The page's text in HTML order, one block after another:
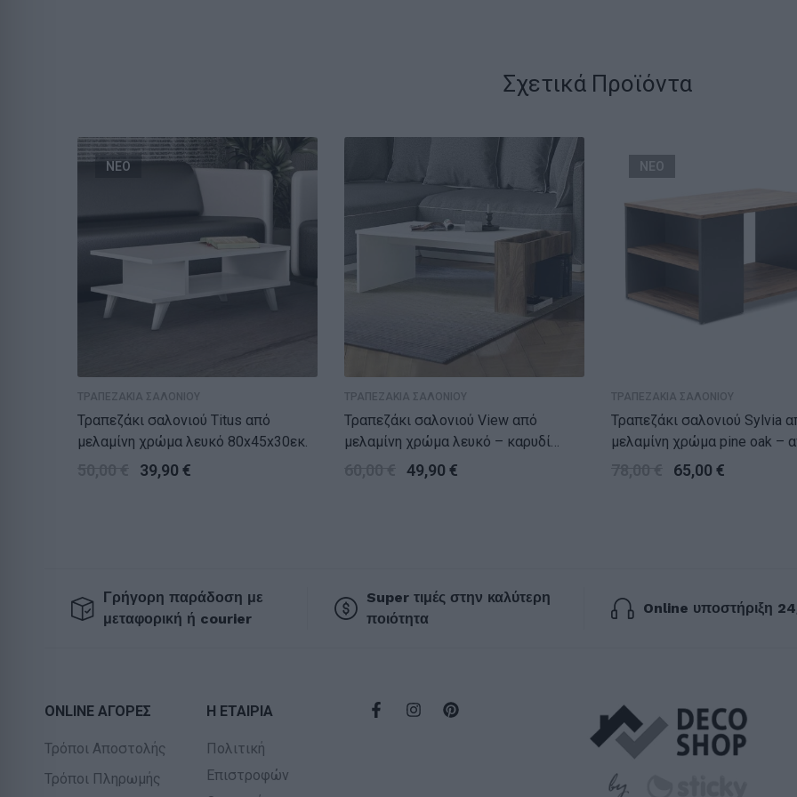
Σχετικά Προϊόντα
ΝΕΟ
ΤΡΑΠΕΖΑΚΙΑ ΣΑΛΟΝΙΟΥ
Τραπεζάκι σαλονιού Titus από
μελαμίνη χρώμα λευκό 80x45x30εκ.
39,90 €
ΤΡΑΠΕΖΑΚΙΑ ΣΑΛΟΝΙΟΥ
Τραπεζάκι σαλονιού View από
μελαμίνη χρώμα λευκό – καρυδί
95x50x34εκ.49,90 €
ΝΕΟ
ΤΡΑΠΕΖΑΚΙΑ ΣΑΛΟΝΙΟΥ
Τραπεζάκι σαλονιού Sylvia από
μελαμίνη χρώμα pine oak –
90,2×59,2×48,1εκ.
65,00 €
Γρήγορη παράδοση με
μεταφορική ή courier
Super τιμές στην καλύτερη
ποιότητα
Online υποστήριξη
ONLINE ΑΓΟΡΕΣ
Τρόποι Αποστολής
Τρόποι Πληρωμής
Η ΕΤΑΙΡΙΑ
Πολιτική
Επιστροφών